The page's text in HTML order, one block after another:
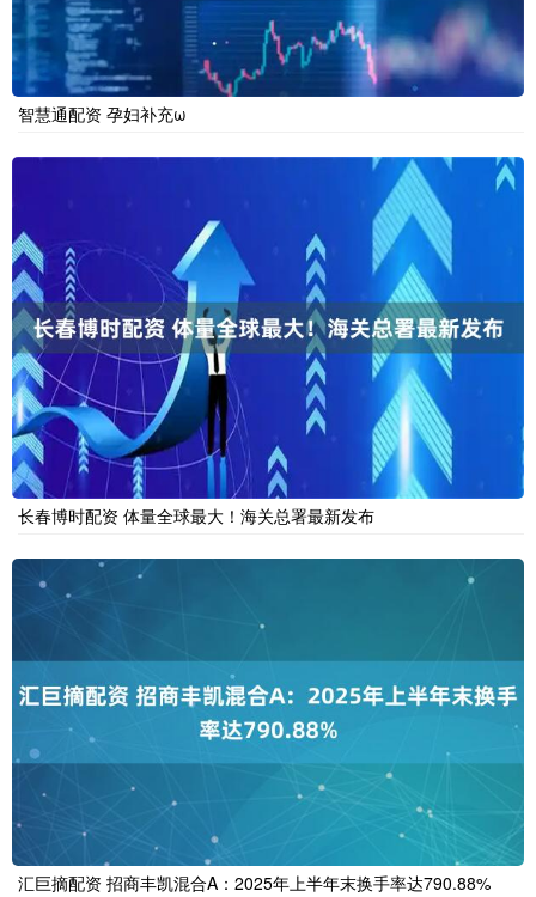
智慧通配资 孕妇补充ω
长春博时配资 体量全球最大！海关总署最新发布
汇巨摘配资 招商丰凯混合A：2025年上半年末换手率达790.88%